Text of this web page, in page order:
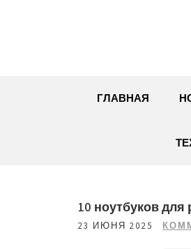
ГЛАВНАЯ
10 ноутбуков
23 ИЮНЯ 2025